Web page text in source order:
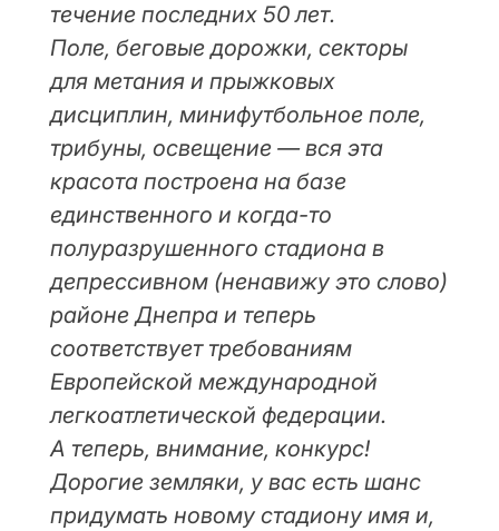
течение последних 50 лет.
Поле, беговые дорожки, секторы
для метания и прыжковых
дисциплин, минифутбольное поле,
трибуны, освещение — вся эта
красота построена на базе
единственного и когда-то
полуразрушенного стадиона в
депрессивном (ненавижу это слово)
районе Днепра и теперь
соответствует требованиям
Европейской международной
легкоатлетической федерации.
А теперь, внимание, конкурс!
Дорогие земляки, у вас есть шанс
придумать новому стадиону имя и,